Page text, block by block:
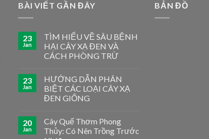
BÀI VIẾT GẦN ĐÂY
23
Jan
TÌM HIỂU VỀ SÂU BỆNH
HẠI CÂY XẠ ĐEN VÀ
CÁCH PHÒNG TRỪ
23
Jan
HƯỚNG DẪN PHÂN
BIỆT CÁC LOẠI CÂY XẠ
ĐEN GIỐNG
20
Jan
Cây Quế Thơm Phong
Thủy: Có Nên Trồng Trước
BẢN ĐỒ